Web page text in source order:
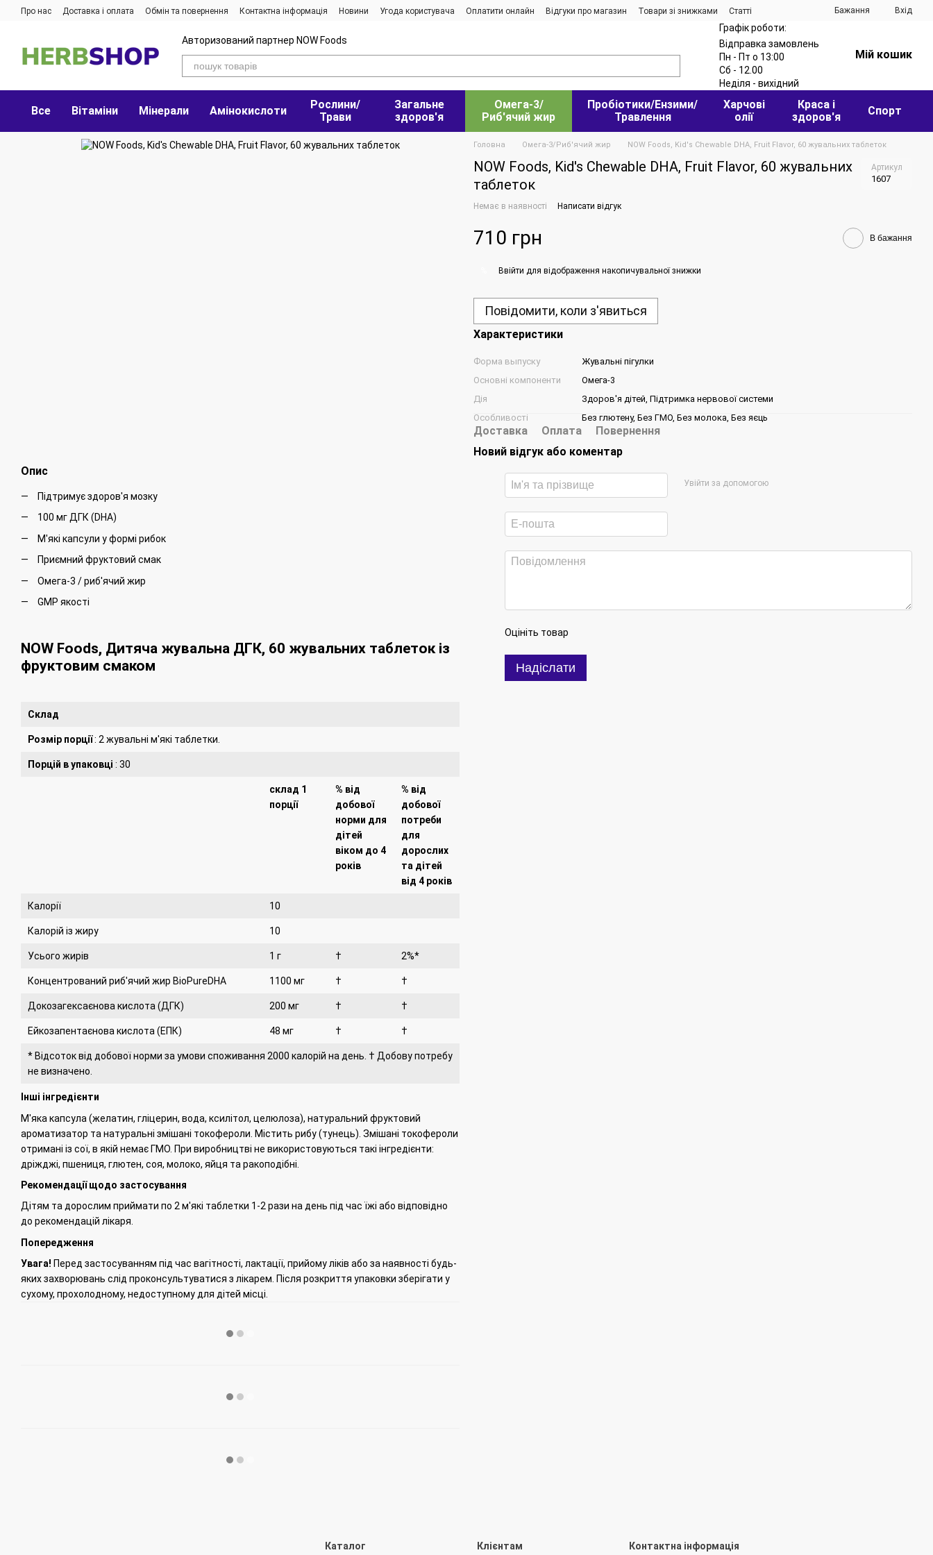
Перейти до основного контенту
Про нас Доставка і оплата Обмін та повернення Контактна інформація Новини Угода користувача Оплатити онлайн Відгуки про магазин Товари зі знижками Статті Бажання Вхід
Авторизований партнер NOW Foods
Графік роботи:
Відправка замовлень
Пн - Пт о 13:00
Сб - 12.00
Неділя - вихідний
Мій кошик
Все Вітаміни Мінерали Амінокислоти
Рослини/
Трави
Загальне
здоров'я
Омега-3/
Риб'ячий жир
Пробіотики/Ензими/
Травлення
Харчові
олії
Краса і
здоров'я
Спорт
Опис
Підтримує здоров'я мозку
100 мг ДГК (DHA)
М'які капсули у формі рибок
Приємний фруктовий смак
Омега-3 / риб'ячий жир
GMP якості
NOW Foods, Дитяча жувальна ДГК, 60 жувальних таблеток із
фруктовим смаком
Склад
Розмір порції: 2 жувальні м'які таблетки.
Порцій в упаковці : 30
склад 1
порції
% від
добової
норми для
дітей
віком до 4
років
% від
добової
потреби
для
дорослих
та дітей
від 4 років
Калорії 10
Калорій із жиру 10
Усього жирів 1 г † 2%*
Концентрований риб'ячий жир BioPureDHA 1100 мг † †
Докозагексаєнова кислота (ДГК) 200 мг † †
Ейкозапентаєнова кислота (ЕПК) 48 мг † †
* Відсоток від добової норми за умови споживання 2000 калорій на день. † Добову потребу
не визначено.
Інші інгредієнти
М'яка капсула (желатин, гліцерин, вода, ксилітол, целюлоза), натуральний фруктовий
ароматизатор та натуральні змішані токофероли. Містить рибу (тунець). Змішані токофероли
отримані із сої, в якій немає ГМО. При виробництві не використовуються такі інгредієнти:
дріжджі, пшениця, глютен, соя, молоко, яйця та ракоподібні.
Рекомендації щодо застосування
Дітям та дорослим приймати по 2 м'які таблетки 1-2 рази на день під час їжі або відповідно
до рекомендацій лікаря.
Попередження
Увага! Перед застосуванням під час вагітності, лактації, прийому ліків або за наявності будь-
яких захворювань слід проконсультуватися з лікарем. Після розкриття упаковки зберігати у
сухому, прохолодному, недоступному для дітей місці.
Головна Омега-3/Риб'ячий жир NOW Foods, Kid's Chewable DHA, Fruit Flavor, 60 жувальних таблеток
NOW Foods, Kid's Chewable DHA, Fruit Flavor, 60 жувальних
таблеток
Артикул
1607
Немає в наявності Написати відгук
710 грн В бажання
Ввійти для відображення накопичувальної знижки
Повідомити, коли з'явиться
Характеристики
Форма выпуску
Жувальні пігулки
Основні компоненти
Омега-3
Дія
Здоров'я дітей, Підтримка нервової системи
Особливості
Без глютену, Без ГМО, Без молока, Без яєць
Доставка Оплата
Повернення
Новий відгук або коментар
Увійти за допомогою
Оцініть товар
Надіслати
Каталог Клієнтам Контактна інформація